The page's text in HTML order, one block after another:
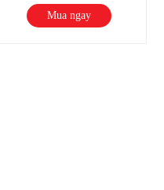
Mua ngay